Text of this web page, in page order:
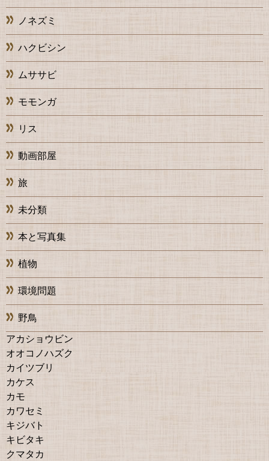
ノネズミ
ハクビシン
ムササビ
モモンガ
リス
動画部屋
旅
未分類
本と写真集
植物
環境問題
野鳥
アカショウビン
オオコノハズク
カイツブリ
カケス
カモ
カワセミ
キジバト
キビタキ
クマタカ